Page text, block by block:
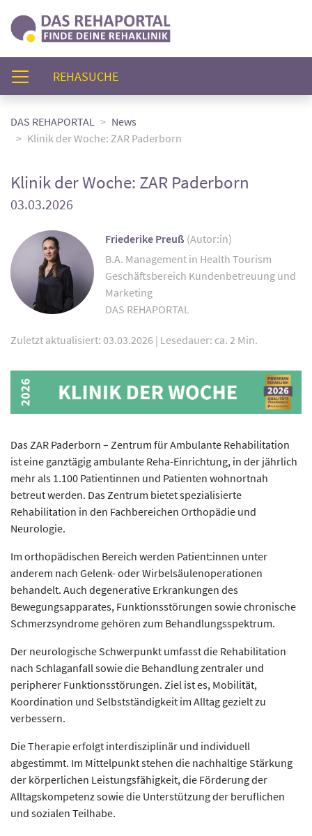
REHASUCHE(AKTUELL)
DAS REHAPORTAL
News
Klinik der Woche: ZAR Paderborn
Klinik der Woche: ZAR Paderborn
03.03.2026
Friederike Preuß (Autor:in)
B.A. Management in Health Tourism
Geschäftsbereich Kundenbetreuung und
Marketing
DAS REHAPORTAL
Zuletzt aktualisiert: 03.03.2026 | Lesedauer: ca. 2 Min.
Das ZAR Paderborn – Zentrum für Ambulante Rehabilitation
ist eine ganztägig ambulante Reha-Einrichtung, in der jährlich
mehr als 1.100 Patientinnen und Patienten wohnortnah
betreut werden. Das Zentrum bietet spezialisierte
Rehabilitation in den Fachbereichen Orthopädie und
Neurologie.
Im orthopädischen Bereich werden Patient:innen unter
anderem nach Gelenk- oder Wirbelsäulenoperationen
behandelt. Auch degenerative Erkrankungen des
Bewegungsapparates, Funktionsstörungen sowie chronische
Schmerzsyndrome gehören zum Behandlungsspektrum.
Der neurologische Schwerpunkt umfasst die Rehabilitation
nach Schlaganfall sowie die Behandlung zentraler und
peripherer Funktionsstörungen. Ziel ist es, Mobilität,
Koordination und Selbstständigkeit im Alltag gezielt zu
verbessern.
Die Therapie erfolgt interdisziplinär und individuell
abgestimmt. Im Mittelpunkt stehen die nachhaltige Stärkung
der körperlichen Leistungsfähigkeit, die Förderung der
Alltagskompetenz sowie die Unterstützung der beruflichen
und sozialen Teilhabe.